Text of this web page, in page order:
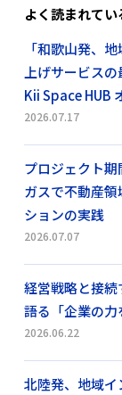
よく読まれてい
「和歌山発、
上げサービス
Kii Space HUB
2026.07.17
プロジェクト
ガスで不動産
ションの実践
2026.07.07
経営戦略と接
語る「企業の
2026.06.22
北陸発、地域イ